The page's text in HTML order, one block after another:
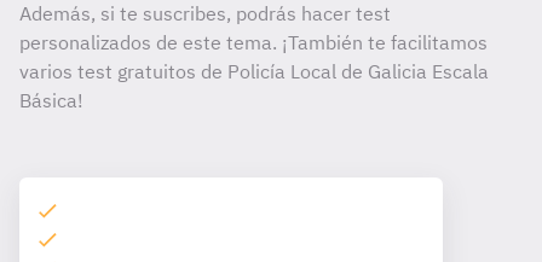
Además, si te suscribes, podrás hacer test
personalizados de este tema. ¡También te facilitamos
varios test gratuitos de Policía Local de Galicia Escala
Básica!